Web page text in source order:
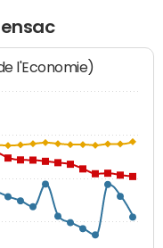
l'Economie)